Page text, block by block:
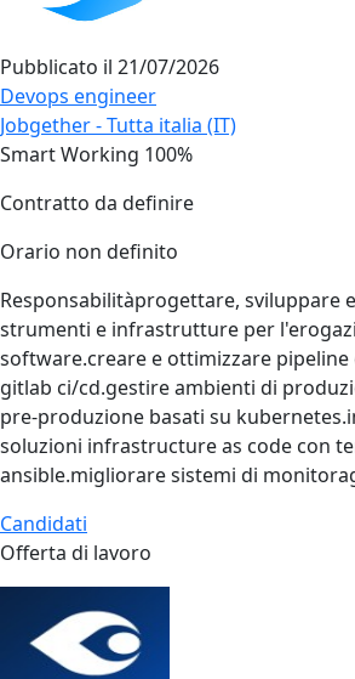
Pubblicato il 21/07/2026
Devops engineer
Jobgether - Tutta italia (IT)
Smart Working 100%
Contratto da definire
Orario non definito
Responsabilitàprogettare, sviluppare
strumenti e infrastrutture per
software.creare e ottimizzare pipeline
gitlab ci/cd.gestire ambienti di
pre‑produzione basati su
soluzioni infrastructure as code con
ansible.migliorare sistemi di
Candidati
Offerta di lavoro